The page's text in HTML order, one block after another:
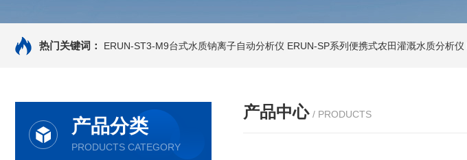
热门关键词： ERUN-ST3-M9台式水质钠离子自动分析仪 ERUN-SP系列便携式农田灌溉水质分析仪
产品分类
PRODUCTS CATEGORY
产品中心 / PRODUCTS